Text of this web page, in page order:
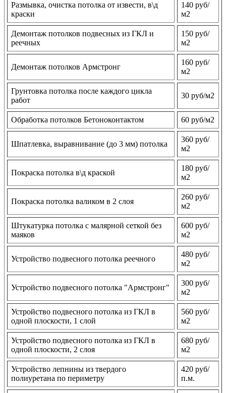
Размывка, очистка потолка от извести, в\д
краски
140 руб/
м2
Демонтаж потолков подвесных из ГКЛ и
реечных
150 руб/
м2
Демонтаж потолков Армстронг
160 руб/
м2
Грунтовка потолка после каждого цикла
работ
30 руб/м2
Обработка потолков Бетоноконтактом 60 руб/м2
Шпатлевка, выравнивание (до 3 мм) потолка
360 руб/
м2
Покраска потолка в\д краской
180 руб/
м2
Покраска потолка валиком в 2 слоя
260 руб/
м2
Штукатурка потолка с малярной сеткой без
маяков
600 руб/
м2
Устройство подвесного потолка реечного
480 руб/
м2
Устройство подвесного потолка "Армстронг"
300 руб/
м2
Устройство подвесного потолка из ГКЛ в
одной плоскости, 1 слой
560 руб/
м2
Устройство подвесного потолка из ГКЛ в
одной плоскости, 2 слоя
680 руб/
м2
Устройство лепнины из твердого
полиуретана по периметру
420 руб/
п.м.